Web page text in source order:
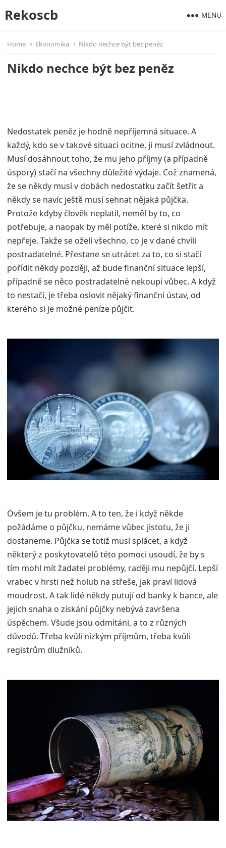
Rekoscb MENU
Home Ekonomika Nikdo nechce být bez peněz
Nikdo nechce být bez peněz
Nedostatek peněz je hodně nepříjemná situace. A
každý, kdo se v takové situaci ocitne, ji musí zvládnout.
Musí dosáhnout toho, že mu jeho příjmy (a případně
úspory) stačí na všechny důležité výdaje. Což znamená,
že se někdy musí v dobách nedostatku začít šetřit a
někdy se navíc ještě musí sehnat nějaká půjčka.
Protože kdyby člověk neplatil, neměl by to, co
potřebuje, a naopak by měl potíže, které si nikdo mít
nepřeje.Takže se oželí všechno, co je v dané chvíli
postradatelné. Přestane se utrácet za to, co si stačí
pořídit někdy později, až bude finanční situace lepší,
případně se něco postradatelné nekoupí vůbec. A když
to nestačí, je třeba oslovit nějaký finanční ústav, od
kterého si je možné peníze půjčit.
Ovšem je tu problém. A to ten, že i když někde
požádáme o půjčku, nemáme vůbec jistotu, že ji
dostaneme. Půjčka se totiž musí splácet, a když
některý z poskytovatelů této pomoci usoudí, že by s
tím mohl mít žadatel problémy, raději mu nepůjčí. Lepší
vrabec v hrsti než holub na střeše, jak praví lidová
moudrost.A tak lidé někdy putují od banky k bance, ale
jejich snaha o získání půjčky nebývá završena
úspěchem. Všude jsou odmítáni, a to z různých
důvodů. Třeba kvůli nízkým příjmům, třeba kvůli
registrům dlužníků.